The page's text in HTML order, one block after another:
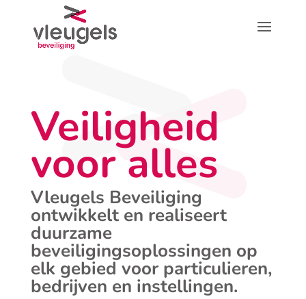
Veiligheid
voor alles
Vleugels Beveiliging
ontwikkelt en realiseert
duurzame
beveiligingsoplossingen op
elk gebied voor particulieren,
bedrijven en instellingen.